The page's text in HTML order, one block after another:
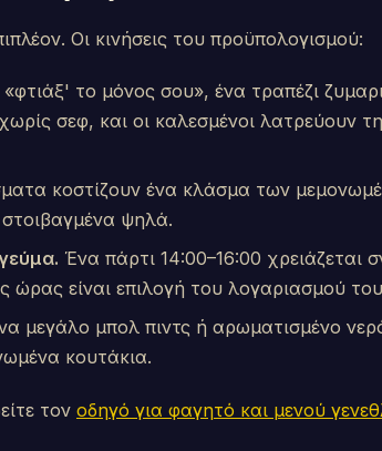
Οι κινήσεις του προϋπολογισμού:
το μόνος σου», ένα τραπέζι
σεφ, και οι καλεσμένοι λατρεύουν τη
κοστίζουν ένα κλάσμα των
στοιβαγμένα ψηλά.
Ένα πάρτι 14:00–16:00 χρειάζεται
ώρας είναι επιλογή του λογαριασμού
μεγάλο μπολ πιντς ή αρωματισμένο
κουτάκια.
τον οδηγό για φαγητό και μενού